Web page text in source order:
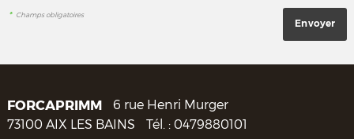
* Champs obligatoires
FORCAPRIMM
6 rue Henri Murger
73100 AIX LES BAINS Tél. : 0479880101